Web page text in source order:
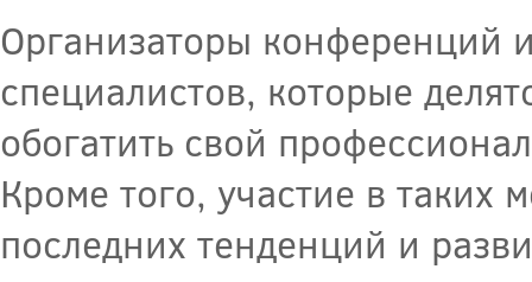
Организаторы конференций
специалистов, которые
обогатить свой
Кроме того, участие в таких
последних тенденций и